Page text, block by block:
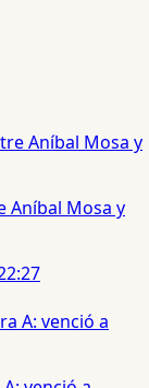
Aníbal Mosa y